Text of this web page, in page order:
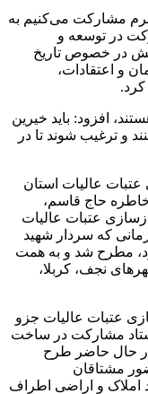
مشارکت می‌کنیم به
در توسعه و
در خصوص تاریخ
و اعتقادات،
افزود: باید خیرین
و ترغیب شوند تا در
عالیات استان
خاطره حاج قاسم،
عتبات عالیات
زمانی که سردار شهید
مطرح شد و به همت
نجف، کربلا،
عتبات عالیات جزو
مشارکت در ساخت
حال حاضر طرح
مشتاقان
املاک و اراضی اطراف